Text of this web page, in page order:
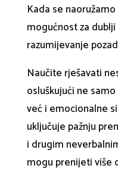
Kada se
mogućnost za
razumijevanje
Naučite rješavati
osluškujući ne
već i emocionalne
uključuje pažnju
i drugim
mogu prenijeti više